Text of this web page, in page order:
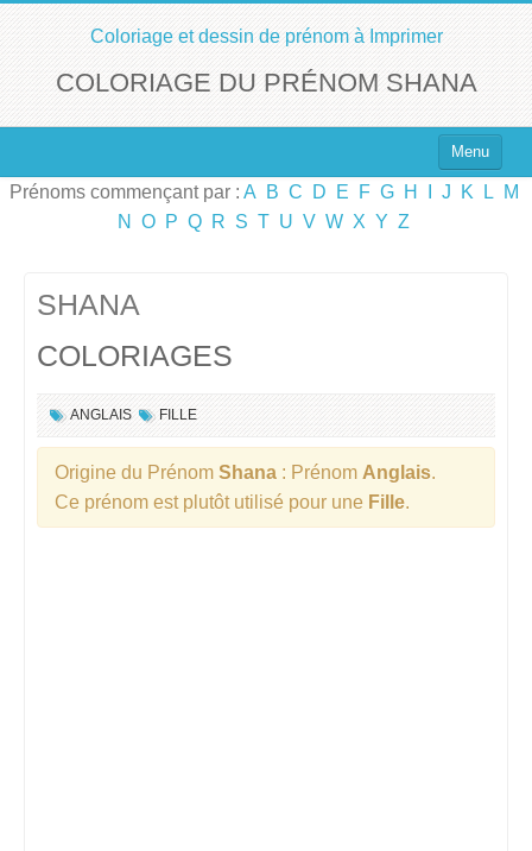
Coloriage et dessin de prénom à Imprimer
COLORIAGE DU PRÉNOM SHANA
Menu
Top 100 des Prénoms
Prénoms commençant par : A B C D E F G H J K L
M
N
O P Q R S T U V W X Y Z
SHANA
COLORIAGES
ANGLAIS FILLE
Origine du Prénom Shana : Prénom Anglais.
Ce prénom est plutôt utilisé pour une Fille.